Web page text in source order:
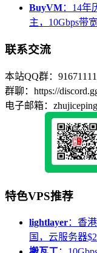
BuyVM：14年
主，10Gbps带
联系交流
本站QQ群：
群聊：https://
电子邮箱：
特色VPS推荐
lightlayer：香
国，云服务器